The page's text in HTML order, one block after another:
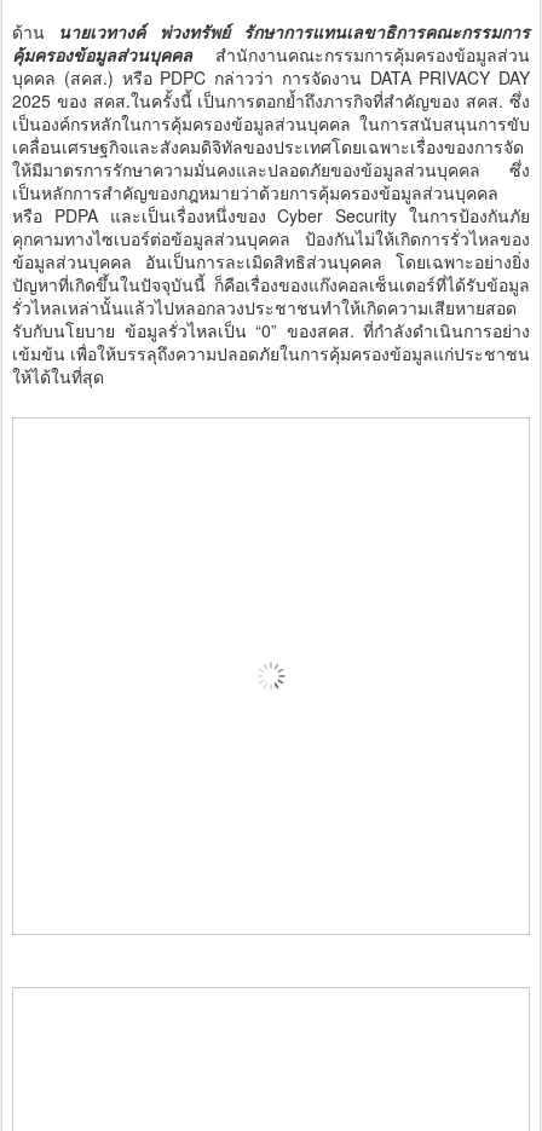
ด้าน นายเวทางค์ พ่วงทรัพย์ รักษาการแทนเลขาธิการคณะกรรมการ
คุ้มครองข้อมูลส่วนบุคคล สำนักงานคณะกรรมการคุ้มครองข้อมูลส่วน
บุคคล (สคส.) หรือ PDPC กล่าวว่า การจัดงาน DATA PRIVACY DAY
2025 ของ สคส.ในครั้งนี้ เป็นการตอกย้ำถึงภารกิจที่สำคัญของ สคส. ซึ่ง
เป็นองค์กรหลักในการคุ้มครองข้อมูลส่วนบุคคล ในการสนับสนุนการขับ
เคลื่อนเศรษฐกิจและสังคมดิจิทัลของประเทศโดยเฉพาะเรื่องของการจัด
ให้มีมาตรการรักษาความมั่นคงและปลอดภัยของข้อมูลส่วนบุคคล ซึ่ง
เป็นหลักการสำคัญของกฎหมายว่าด้วยการคุ้มครองข้อมูลส่วนบุคคล
หรือ PDPA และเป็นเรื่องหนึ่งของ Cyber Security ในการป้องกันภัย
คุกคามทางไซเบอร์ต่อข้อมูลส่วนบุคคล ป้องกันไม่ให้เกิดการรั่วไหลของ
ข้อมูลส่วนบุคคล อันเป็นการละเมิดสิทธิส่วนบุคคล โดยเฉพาะอย่างยิ่ง
ปัญหาที่เกิดขึ้นในปัจจุบันนี้ ก็คือเรื่องของแก๊งคอลเซ็นเตอร์ที่ได้รับข้อมูล
รั่วไหลเหล่านั้นแล้วไปหลอกลวงประชาชนทำให้เกิดความเสียหายสอด
รับกับนโยบาย ข้อมูลรั่วไหลเป็น “0” ของสคส. ที่กำลังดำเนินการอย่าง
เข้มข้น เพื่อให้บรรลุถึงความปลอดภัยในการคุ้มครองข้อมูลแก่ประชาชน
ให้ได้ในที่สุด